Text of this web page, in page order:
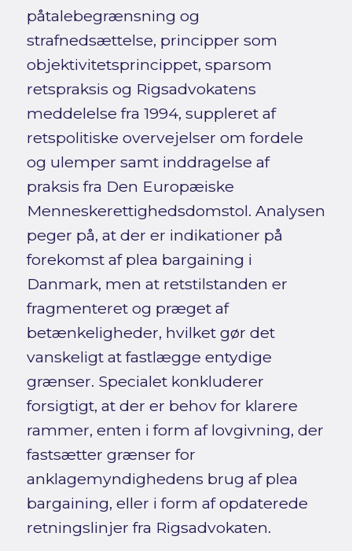
påtalebegrænsning og
strafnedsættelse, principper som
objektivitetsprincippet, sparsom
retspraksis og Rigsadvokatens
meddelelse fra 1994, suppleret af
retspolitiske overvejelser om fordele
og ulemper samt inddragelse af
praksis fra Den Europæiske
Menneskerettighedsdomstol. Analysen
peger på, at der er indikationer på
forekomst af plea bargaining i
Danmark, men at retstilstanden er
fragmenteret og præget af
betænkeligheder, hvilket gør det
vanskeligt at fastlægge entydige
grænser. Specialet konkluderer
forsigtigt, at der er behov for klarere
rammer, enten i form af lovgivning, der
fastsætter grænser for
anklagemyndighedens brug af plea
bargaining, eller i form af opdaterede
retningslinjer fra Rigsadvokaten.